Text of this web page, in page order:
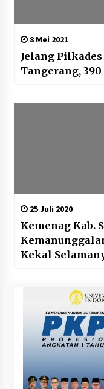
8 Mei 2021
Jelang
Tangerang,
25 Juli 2020
Kemenag Kab.
Kekal